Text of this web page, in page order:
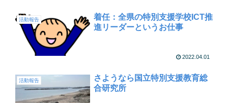
活動報告
着任：全県の特別支援学校ICT推
進リーダーというお仕事
2022.04.01
活動報告
さようなら国立特別支援教育総
合研究所